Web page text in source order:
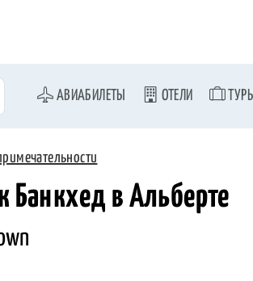
АВИАБИЛЕТЫ ОТЕЛИ ТУРЫ
Банкхед в Альберте